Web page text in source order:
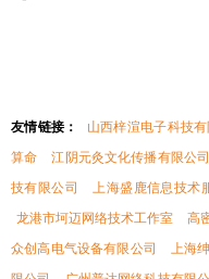
友情链接： 山西梓渲电子科技有
算命
江阴元灸文化传播有限公司
技有限公司
上海盛鹿信息技术
龙港市坷迈网络技术工作室
高
众创高电气设备有限公司
上海